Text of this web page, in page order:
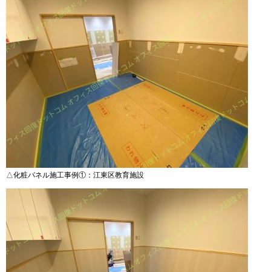
△化粧パネル施工事例①：江東区教育施設